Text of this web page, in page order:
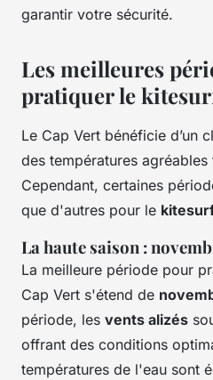
garantir votre sécurité.
Les meilleures
pratiquer le
Le Cap Vert bénéficie d’un
des températures
Cependant, certaines
que d'autres pour le
La haute saison :
La meilleure période pour
Cap Vert s'étend de
période, les vents alizés
offrant des conditions
températures de l'eau sont